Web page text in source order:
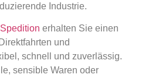
Industrie.
erhalten Sie einen
und
schnell und zuverlässig.
sensible Waren oder